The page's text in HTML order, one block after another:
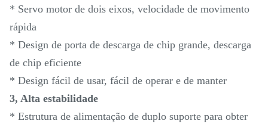
* Servo motor de dois eixos, velocidade de movimento
rápida
* Design de porta de descarga de chip grande, descarga
de chip eficiente
* Design fácil de usar, fácil de operar e de manter
3, Alta estabilidade
* Estrutura de alimentação de duplo suporte para obter